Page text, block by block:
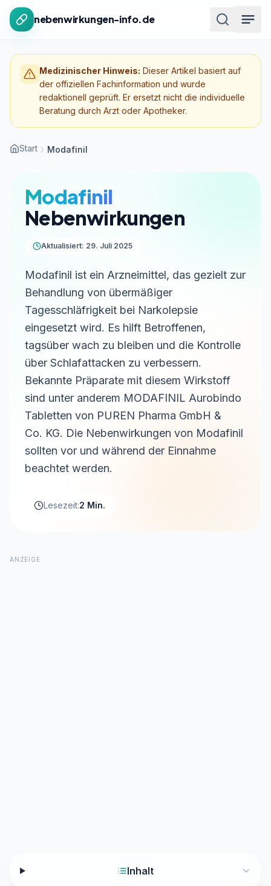
Zum Inhalt springen
nebenwirkungen-info.de
Medizinischer Hinweis: Dieser Artikel basiert auf
der offiziellen Fachinformation und wurde
redaktionell geprüft. Er ersetzt nicht die individuelle
Beratung durch Arzt oder Apotheker.
Start Modafinil
Modafinil
Nebenwirkungen
Aktualisiert: 29. Juli 2025
Modafinil ist ein Arzneimittel, das gezielt zur
Behandlung von übermäßiger
Tagesschläfrigkeit bei Narkolepsie
eingesetzt wird. Es hilft Betroffenen,
tagsüber wach zu bleiben und die Kontrolle
über Schlafattacken zu verbessern.
Bekannte Präparate mit diesem Wirkstoff
sind unter anderem MODAFINIL Aurobindo
Tabletten von PUREN Pharma GmbH &
Co. KG. Die Nebenwirkungen von Modafinil
sollten vor und während der Einnahme
beachtet werden.
Lesezeit:2 Min.
ANZEIGE
Inhalt